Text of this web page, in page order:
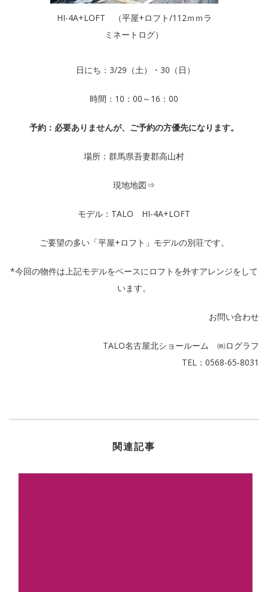
HI-4A+LOFT （平屋+ロフト/112ｍｍラ
ミネートログ）
日にち：3/29（土）・30（日）
時間：10：00～16：00
予約：必要ありませんが、ご予約の方優先になります。
場所：群馬県吾妻郡高山村
現地地図⇒
モデル：TALO HI-4A+LOFT
ご要望の多い「平屋+ロフト」モデルの別荘です。
*今回の物件は上記モデルをベースにロフトを外すアレンジをして
います。
お問い合わせ
TALO名古屋北ショールーム ㈱ログラフ
TEL：0568-65-8031
関連記事